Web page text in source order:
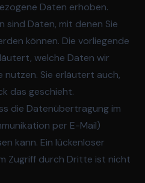
Daten erhoben.
sind Daten, mit denen Sie
können. Die vorliegende
welche Daten wir
nutzen. Sie erläutert auch,
das geschieht.
die Datenübertragung im
per E-Mail)
kann. Ein lückenloser
Zugriff durch Dritte ist nicht